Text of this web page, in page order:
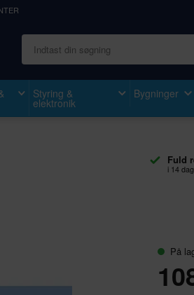
Styring &
elektronik
Bygninger
Fuld
i 14
På